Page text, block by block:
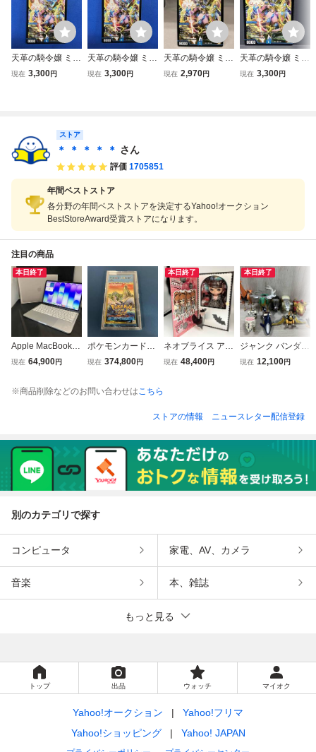
天革の騎令嬢 ミラ
クルステラ SR デ
現在 3,300円
天革の騎令嬢 ミラ
クルステラ SR デ
現在 3,300円
天革の騎令嬢 ミラ
クルステラ SR デ
現在 2,970円
天革の騎令嬢 ミラ
クルステラ SR デ
現在 3,300円
ストア
＊ ＊ ＊ ＊ ＊ さん
評価 1705851
年間ベストストア
各分野の年間ベストストアを決定するYahoo!オークション
BestStoreAward受賞ストアになります。
注目の商品
本日終了
Apple MacBook N
eo (13-inch) MHF
現在 64,900円
ポケモンカードe
拡張パック 第3
現在 374,800円
本日終了
ネオブライス アル
ティメットツアー
現在 48,400円
本日終了
ジャンク バンダイ
百獣戦隊ガオレン
現在 12,100円
※商品削除などのお問い合わせはこちら
ストアの情報 ニュースレター配信登録
別のカテゴリで探す
コンピュータ 家電、AV、カメラ
音楽 本、雑誌
もっと見る
トップ 出品 ウォッチ マイオク
Yahoo!オークション
Yahoo!フリマ
Yahoo!ショッピング
Yahoo! JAPAN